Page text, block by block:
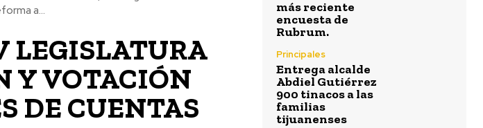
a...
LEGISLATURA
Y VOTACIÓN
DE CUENTAS
más reciente
encuesta de
Rubrum.
Principales
Entrega alcalde
Abdiel Gutiérrez
900 tinacos a las
familias
tijuanenses